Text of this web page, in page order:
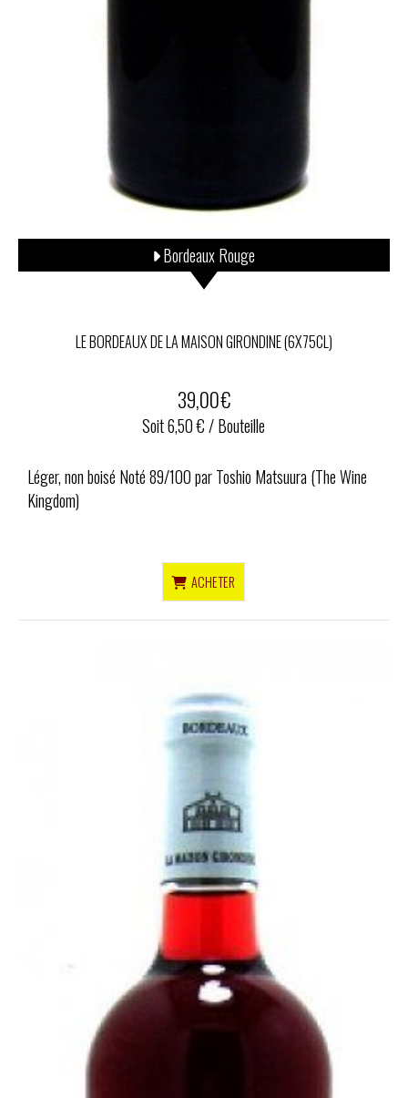
Bordeaux Rouge
LE BORDEAUX DE LA MAISON GIRONDINE (6X75CL)
39,00€
Soit 6,50 € / Bouteille
Léger, non boisé Noté 89/100 par Toshio Matsuura (The Wine
Kingdom)
ACHETER